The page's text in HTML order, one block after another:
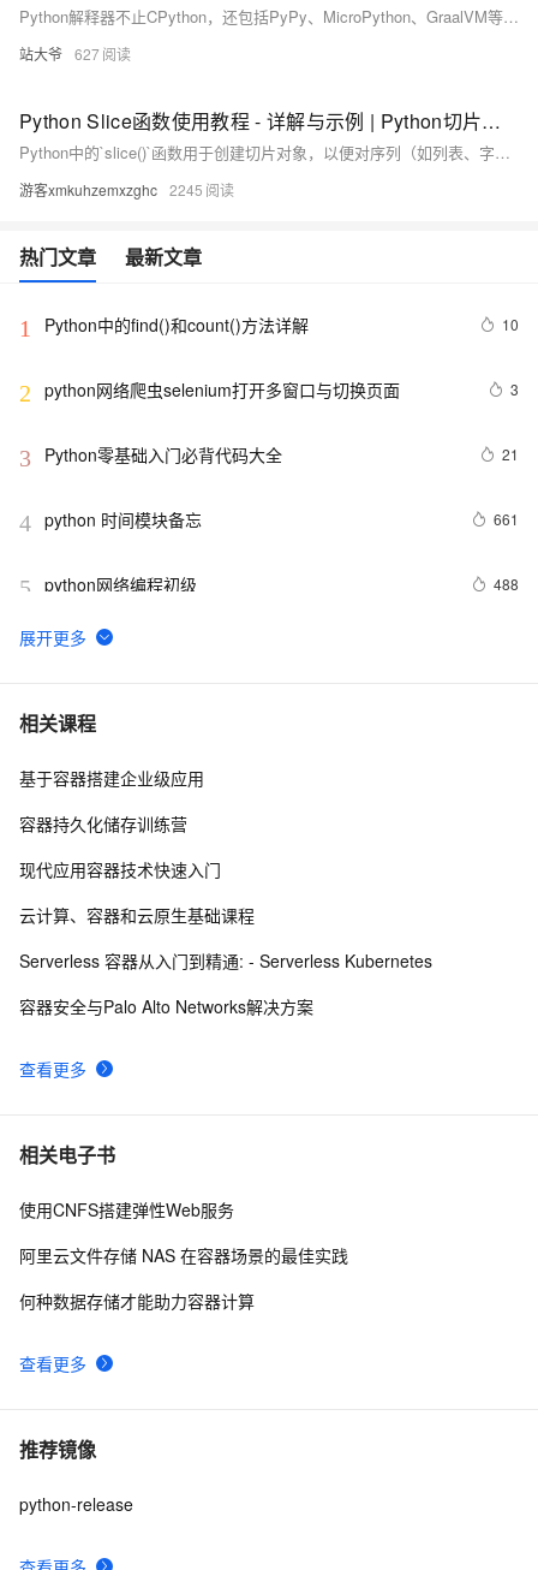
Python解释器不止CPython，还包括PyPy、MicroPython、GraalVM等，各具特色，适用于不同场景。本文深入解析Python解释器的工作原理、内存管理机制、GIL限制及其优化策略，并介绍性能调优工具链及未来发展方向，助力开发者提升Python应用性能。
站大爷 627
Python Slice函数使用教程 - 详解与示例 | Python切片操作指南
Python中的`slice()`函数用于创建切片对象，以便对序列（如列表、字符串、元组）进行高效切片操作。它支持指定起始索引、结束索引和步长，提升代码可读性和灵活性。
游客xmkuhzemxzghc 2245
热门文章 最新文章
1 Python中的find()和count()方法详解 10
2 python网络爬虫selenium打开多窗口与切换页面 3
3 Python零基础入门必背代码大全 21
4 python 时间模块备忘 661
5 python网络编程初级 488
6 Python功能强大、灵活可扩展的Statsmodels库
7 python day Twelve
8 python join 和 split的常用使用方法
10python中使用and和or来实现其它语言中的?号表达式
相关课程
查看更多
基于容器搭建企业级应用
容器持久化储存训练营
现代应用容器技术快速入门
云计算、容器和云原生基础课程
Serverless 容器从入门到精通: - Serverless Kubernetes
容器安全与Palo Alto Networks解决方案
相关电子书
查看更多
使用CNFS搭建弹性Web服务
阿里云文件存储 NAS 在容器场景的最佳实践
何种数据存储才能助力容器计算
推荐镜像
python-release